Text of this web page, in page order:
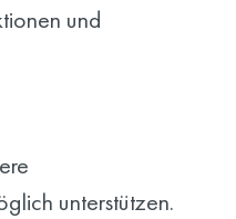
und
unterstützen.